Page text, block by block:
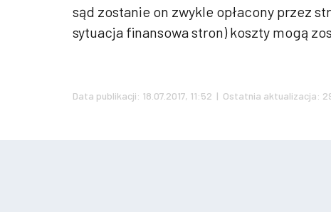
sąd zostanie on zwykle opłacony przez
sytuacja finansowa stron) koszty mogą
Data publikacji: 18.07.2017, 11:52 | Ostatnia aktualizacja: